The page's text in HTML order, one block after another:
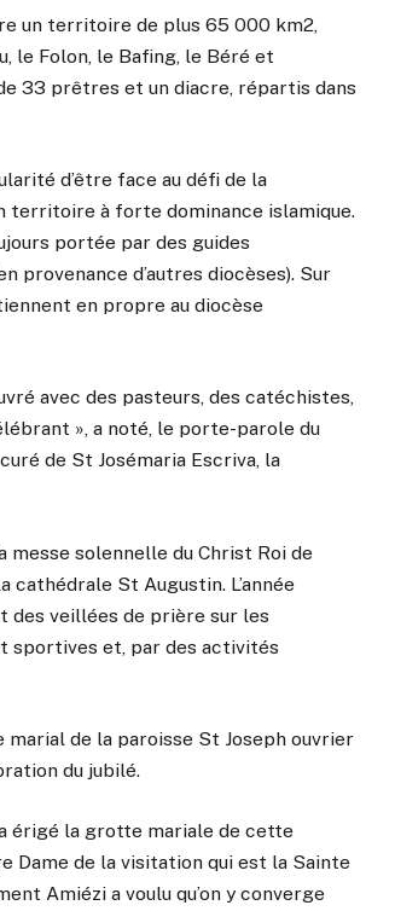
un territoire de plus 65 000 km2,
le Folon, le Bafing, le Béré et
33 prêtres et un diacre, répartis dans
d’être face au défi de la
territoire à forte dominance islamique.
portée par des guides
provenance d’autres diocèses). Sur
en propre au diocèse
avec des pasteurs, des catéchistes,
», a noté, le porte-parole du
de St Josémaria Escriva, la
messe solennelle du Christ Roi de
cathédrale St Augustin. L’année
des veillées de prière sur les
sportives et, par des activités
de la paroisse St Joseph ouvrier
du jubilé.
a érigé la grotte mariale de cette
Dame de la visitation qui est la Sainte
Amiézi a voulu qu’on y converge